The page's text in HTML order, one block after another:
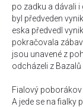
po zadku a dávali
byl předveden
eska předvedl
pokračovala
jsou unavené z
odcházeli z
Fialový poborákov
A jede se na fialky